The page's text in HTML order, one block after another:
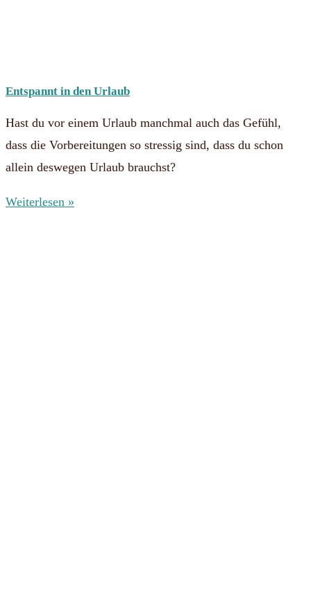
Entspannt in den Urlaub
Hast du vor einem Urlaub manchmal auch das Gefühl,
dass die Vorbereitungen so stressig sind, dass du schon
allein deswegen Urlaub brauchst?
Weiterlesen »